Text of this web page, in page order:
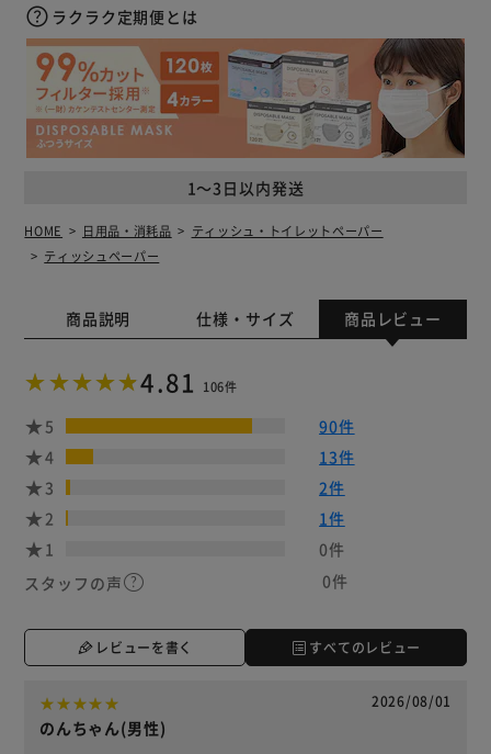
1～3日以内発送
ラクラク定期便とは
HOME 日用品・消耗品
ティッシュ・トイレットペーパー
ティッシュペーパー
商品説明 仕様・サイズ 商品レビュー
4.81 106件
5
90件
4
13件
3
2件
2
1件
1
0件
スタッフの声
0件
レビューを書く すべてのレビュー
2026/08/01
のんちゃん(男性)